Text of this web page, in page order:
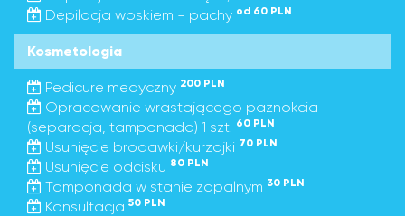
Depilacja woskiem - pachy od 60 PLN
Kosmetologia
Pedicure medyczny 200 PLN
Opracowanie wrastającego paznokcia
(separacja, tamponada) 1 szt. 60 PLN
Usunięcie brodawki/kurzajki 70 PLN
Usunięcie odcisku 80 PLN
Tamponada w stanie zapalnym 30 PLN
Konsultacja 50 PLN